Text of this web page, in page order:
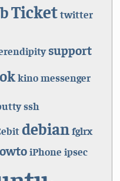
Tickettwitter
support
kinomessenger
ssh
debianfglrx
iPhone ipsec